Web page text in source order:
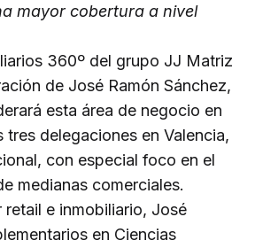
mayor cobertura a nivel
360º del grupo JJ Matriz
de José Ramón Sánchez,
esta área de negocio en
delegaciones en Valencia,
con especial foco en el
medianas comerciales.
e inmobiliario, José
en Ciencias